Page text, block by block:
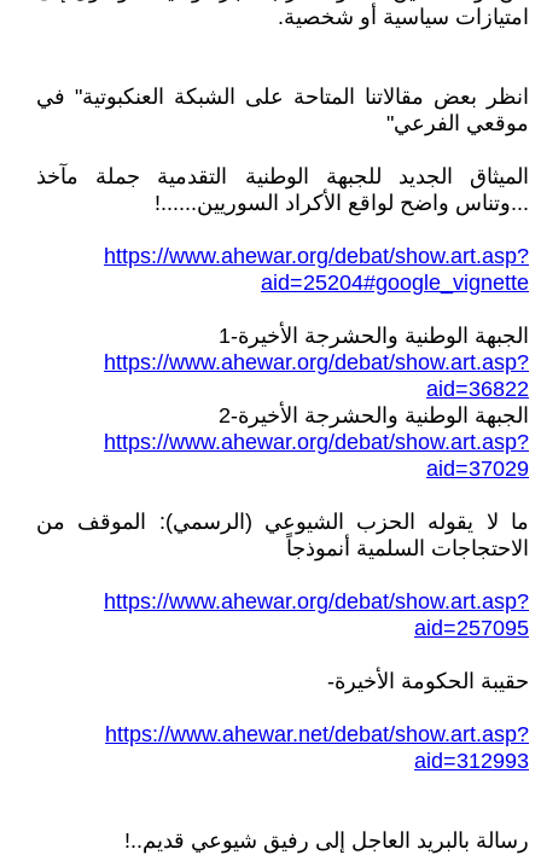
امتيازات سياسية أو شخصية.
انظر بعض مقالاتنا المتاحة على الشبكة العنكبوتية" في
موقعي الفرعي"
الميثاق الجديد للجبهة الوطنية التقدمية جملة مآخذ
...وتناس واضح لواقع الأكراد السوريين......!
https://www.ahewar.org/debat/show.art.asp?
aid=25204#google_vignette
الجبهة الوطنية والحشرجة الأخيرة-1
https://www.ahewar.org/debat/show.art.asp?
aid=36822
الجبهة الوطنية والحشرجة الأخيرة-2
https://www.ahewar.org/debat/show.art.asp?
aid=37029
ما لا يقوله الحزب الشيوعي (الرسمي): الموقف من
الاحتجاجات السلمية أنموذجاً
https://www.ahewar.org/debat/show.art.asp?
aid=257095
حقيبة الحكومة الأخيرة-
https://www.ahewar.net/debat/show.art.asp?
aid=312993
رسالة بالبريد العاجل إلى رفيق شيوعي قديم..!